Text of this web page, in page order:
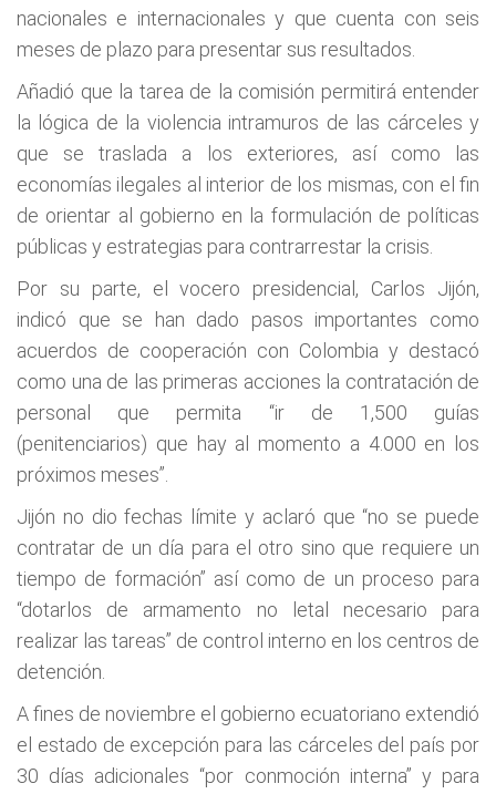
nacionales e internacionales y que cuenta con seis
meses de plazo para presentar sus resultados.
Añadió que la tarea de la comisión permitirá entender
la lógica de la violencia intramuros de las cárceles y
que se traslada a los exteriores, así como las
economías ilegales al interior de los mismas, con el fin
de orientar al gobierno en la formulación de políticas
públicas y estrategias para contrarrestar la crisis.
Por su parte, el vocero presidencial, Carlos Jijón,
indicó que se han dado pasos importantes como
acuerdos de cooperación con Colombia y destacó
como una de las primeras acciones la contratación de
personal que permita “ir de 1,500 guías
(penitenciarios) que hay al momento a 4.000 en los
próximos meses”.
Jijón no dio fechas límite y aclaró que “no se puede
contratar de un día para el otro sino que requiere un
tiempo de formación” así como de un proceso para
“dotarlos de armamento no letal necesario para
realizar las tareas” de control interno en los centros de
detención.
A fines de noviembre el gobierno ecuatoriano extendió
el estado de excepción para las cárceles del país por
30 días adicionales “por conmoción interna” y para